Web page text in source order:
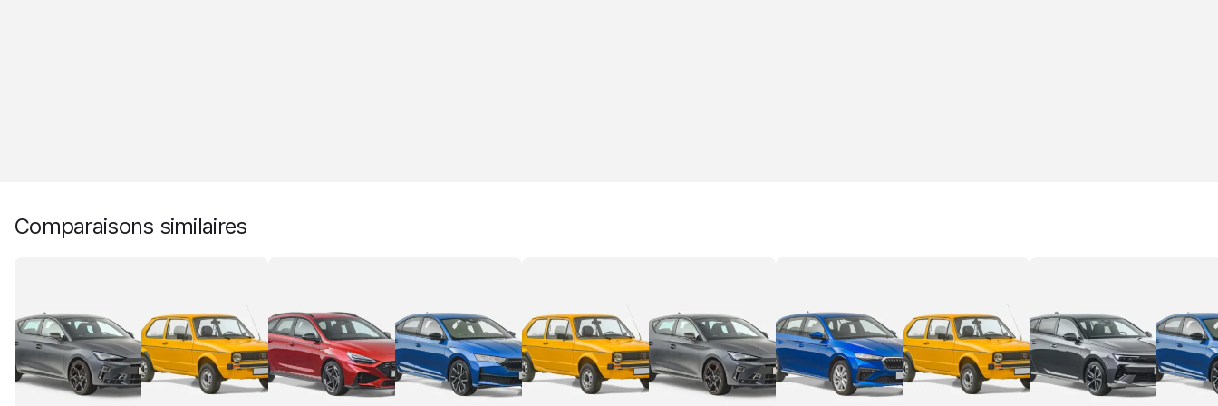
Comparaisons similaires